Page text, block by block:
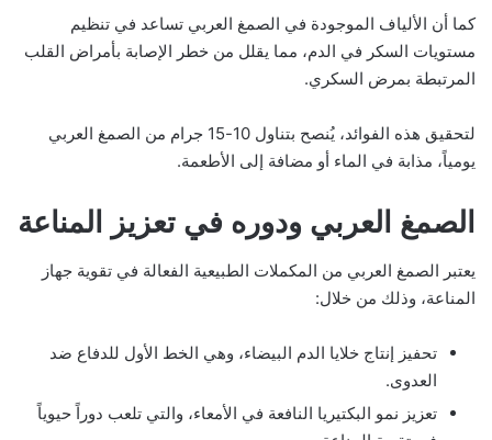
كما أن الألياف الموجودة في الصمغ العربي تساعد في تنظيم
مستويات السكر في الدم، مما يقلل من خطر الإصابة بأمراض القلب
المرتبطة بمرض السكري.
لتحقيق هذه الفوائد، يُنصح بتناول 10-15 جرام من الصمغ العربي
يومياً، مذابة في الماء أو مضافة إلى الأطعمة.
الصمغ العربي ودوره في تعزيز المناعة
يعتبر الصمغ العربي من المكملات الطبيعية الفعالة في تقوية جهاز
المناعة، وذلك من خلال:
تحفيز إنتاج خلايا الدم البيضاء، وهي الخط الأول للدفاع ضد
العدوى.
تعزيز نمو البكتيريا النافعة في الأمعاء، والتي تلعب دوراً حيوياً